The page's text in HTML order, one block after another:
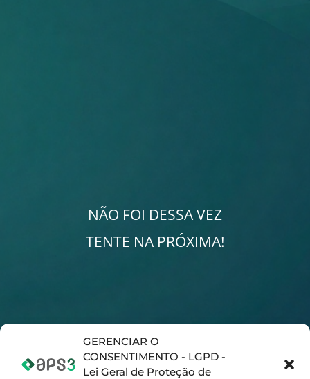
GERENCIAR O
CONSENTIMENTO - LGPD -
Lei Geral de Proteção de
NÃO FOI DESSA VEZ
TENTE NA PRÓXIMA!